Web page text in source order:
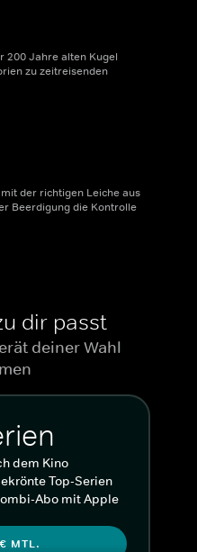
200 Jahre alten Kugel
zu zeitreisenden
der richtigen Leiche aus
Beerdigung die Kontrolle
dir passt
deiner Wahl
dem Kino
Top-Serien
Abo mit Apple
MTL.